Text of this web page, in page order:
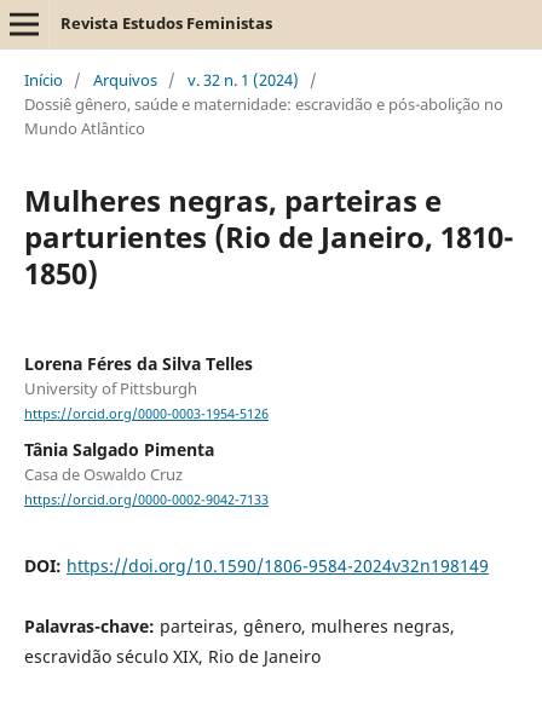
Revista Estudos Feministas
Início / Arquivos / v. 32 n. 1 (2024)
/
Dossiê gênero, saúde e maternidade: escravidão e pós-abolição no
Mundo Atlântico
Mulheres negras, parteiras e
parturientes (Rio de Janeiro, 1810-
1850)
Lorena Féres da Silva Telles
University of Pittsburgh
https://orcid.org/0000-0003-1954-5126
Tânia Salgado Pimenta
Casa de Oswaldo Cruz
https://orcid.org/0000-0002-9042-7133
DOI: https://doi.org/10.1590/1806-9584-2024v32n198149
Palavras-chave: parteiras, gênero, mulheres negras,
escravidão século XIX, Rio de Janeiro